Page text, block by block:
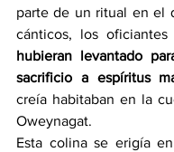
parte de un ritual en el
cánticos, los oficiantes
hubieran levantado
sacrificio a espíritus
creía habitaban en la
Oweynagat.
Esta colina se erigía